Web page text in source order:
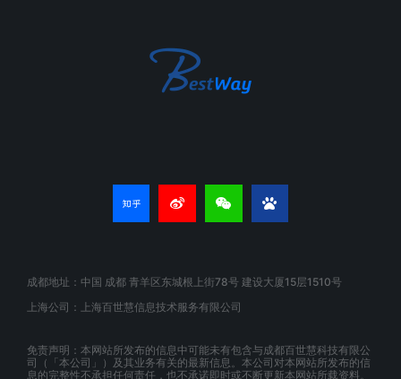
成都地址：中国 成都 青羊区东城根上街78号 建设大厦15层1510号
上海公司：上海百世慧信息技术服务有限公司
免责声明：本网站所发布的信息中可能未有包含与成都百世慧科技有限公
司（「本公司」）及其业务有关的最新信息。本公司对本网站所发布的信
息的完整性不承担任何责任，也不承诺即时或不断更新本网站所载资料。